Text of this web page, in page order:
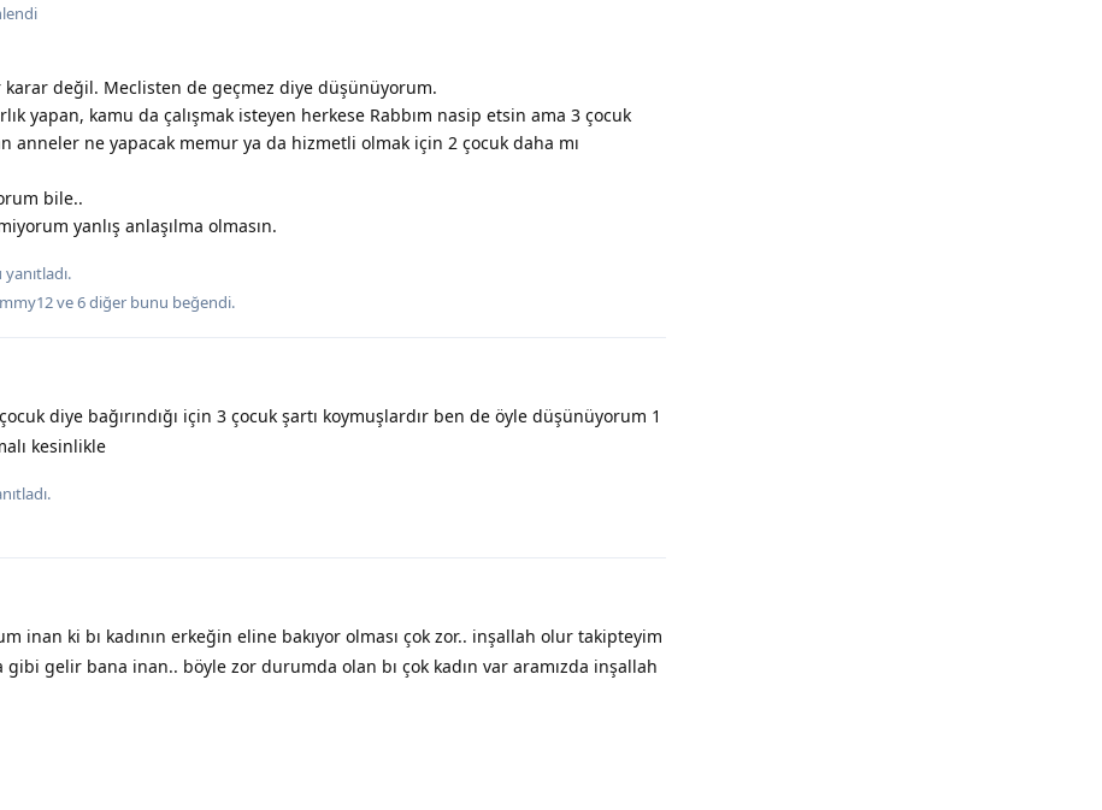
karar değil. Meclisten de geçmez diye düşünüyorum.
yapan, kamu da çalışmak isteyen herkese Rabbım nasip etsin ama 3 çocuk
anneler ne yapacak memur ya da hizmetli olmak için 2 çocuk daha mı
bile..
yanlış anlaşılma olmasın.
ve6diğer bunu beğendi.
diye bağırındığı için 3 çocuk şartı koymuşlardır ben de öyle düşünüyorum 1
kesinlikle
inan ki bı kadının erkeğin eline bakıyor olması çok zor.. inşallah olur takipteyim
gibi gelir bana inan.. böyle zor durumda olan bı çok kadın var aramızda inşallah